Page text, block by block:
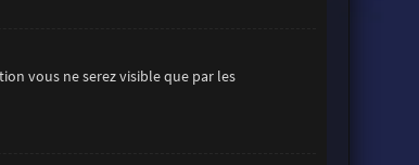
vous ne serez visible que par les